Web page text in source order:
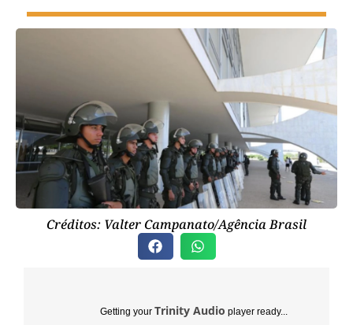
Créditos: Valter Campanato/Agência Brasil
Getting your Trinity Audio player ready...